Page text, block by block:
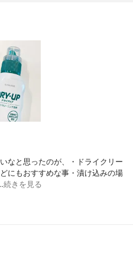
なと思ったのが、・ドライクリー
にもおすすめな事・漬け込みの場
続きを見る